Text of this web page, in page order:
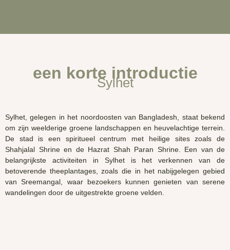
een korte introductie
Sylhet
Sylhet, gelegen in het noordoosten van Bangladesh, staat bekend
om zijn weelderige groene landschappen en heuvelachtige terrein.
De stad is een spiritueel centrum met heilige sites zoals de
Shahjalal Shrineen de Hazrat Shah Paran Shrine. Een van de
belangrijkste activiteiten in Sylhetis het verkennen van de
betoverende theeplantages, zoals die in het nabijgelegen gebied
vanSreemangal, waar bezoekers kunnen genieten van serene
wandelingen door de uitgestrekte groene velden.